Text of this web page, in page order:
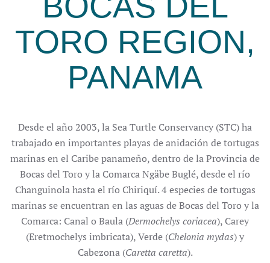
TORO REGION,
PANAMA
Desde el año 2003, la Sea Turtle Conservancy (STC) ha
trabajado en importantes playas de anidación de tortugas
marinas en el Caribe panameño, dentro de la Provincia de
Bocas del Toro y la Comarca Ngäbe Buglé, desde el río
Changuinola hasta el río Chiriquí. 4 especies de tortugas
marinas se encuentran en las aguas de Bocas del Toro y la
Comarca: Canal o Baula (Dermochelys coriacea), Carey
(Eretmochelys imbricata), Verde (Chelonia mydas) y
Cabezona (Caretta caretta).